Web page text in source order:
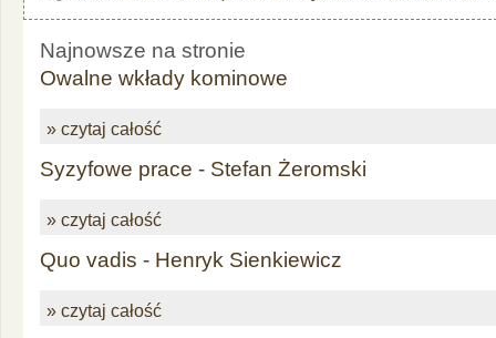
Najnowsze na stronie
Owalne wkłady kominowe
» czytaj całość
Syzyfowe prace - Stefan Żeromski
» czytaj całość
Quo vadis - Henryk Sienkiewicz
» czytaj całość